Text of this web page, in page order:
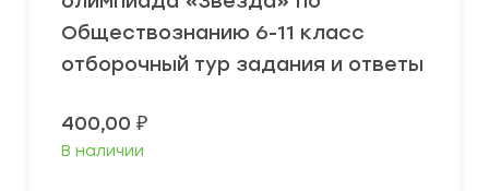
Обществознанию 6-11 класс
отборочный тур задания и ответы
400,00 ₽
В наличии